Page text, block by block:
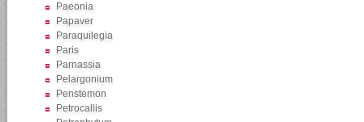
Paeonia
Papaver
Paraquilegia
Paris
Parnassia
Pelargonium
Penstemon
Petrocallis